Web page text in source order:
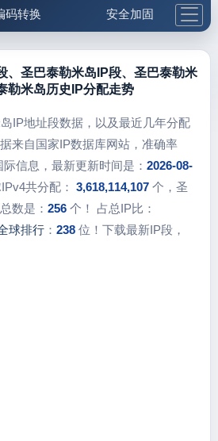
码转换 安全加固
活便民 更多工具
5.1支付宝大红包
、圣巴泰勒米岛IP段、圣巴泰勒米
勒米岛历史IP分配走势
IP地址段数据，以及最近几年分配
来自国家IP数据库网站，准确率
信息，最新更新时间是： 2026-08-
共分配： 3,618,114,107个，圣
数是： 256个！ 占总IP比：
球排行： 238位！下载最新IP段，